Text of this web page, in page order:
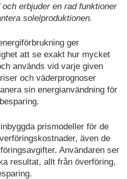
erbjuder en rad funktioner
solelproduktionen.
ger
att se exakt hur mycket
används vid varje given
och väderprognoser
sin energianvändning för
prismodeller för de
även de
Användaren ser
resultat, allt från överföring,